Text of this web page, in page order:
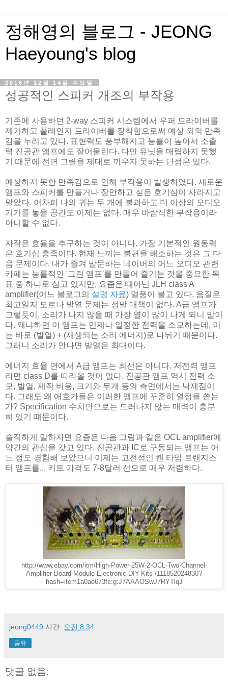
정해영의 블로그 - JEONG
Haeyoung's blog
2016년 12월 14일 수요일
성공적인 스피커 개조의 부작용
기존에 사용하던 2-way 스피커 시스템에서 우퍼 드라이버를
제거하고 풀레인지 드라이버를 장착함으로써 예상 외의 만족
감을 누리고 있다. 표현력도 풍부해지고 능률이 높아서 소출
력 진공관 앰프에도 잘어울린다. 다만 유닛을 매립하지 못했
기 때문에 전면 그릴을 제대로 끼우지 못하는 단점은 있다.
예상하지 못한 만족감으로 인해 부작용이 발생하였다. 새로운
앰프와 스피커를 만들거나 장만하고 싶은 호기심이 사라지고
말았다. 어차피 나의 귀는 두 개에 불과하고 더 이상의 오디오
기기를 놓을 공간도 이제는 없다. 매우 바람직한 부작용이라
아니할 수 없다.
자작은 효율을 추구하는 것이 아니다. 가장 기본적인 원동력
은 호기심 충족이다. 현재 느끼는 불편을 해소하는 것은 그 다
음 문제이다. 내가 즐겨 발문하는 네이버의 어느 오디오 관련
카페는 능률적인 '그린 앰프'를 만들어 즐기는 것을 중요한 목
표 중 하나로 삼고 있지만, 요즘은 때아닌 JLH class A
amplifier(어느 블로그의 설명 자료) 열풍이 불고 있다. 음질은
최고일지 모르나 발열 문제는 정말 대책이 없다. A급 앰프가
그렇듯이, 소리가 나지 않을 때 가장 열이 많이 나게 되니 말이
다. 왜냐하면 이 앰프는 언제나 일정한 전력을 소모하는데, 이
는 바로 (발열) + (재생되는 소리 에너지)로 나뉘기 떄문이다.
그러니 소리가 안나면 발열은 최대이다.
에너지 효율 면에서 A급 앰프는 최선은 아니다. 저전력 앰프
라면 class D를 따라올 것이 없다. 진공관 앰프 역시 전력 소
모, 발열, 제작 비용, 크기와 무게 등의 측면에서는 낙제점이
다. 그래도 왜 애호가들은 이러한 앰프에 꾸준히 열정을 쏟는
가? Specification 수치만으로는 드러나지 않는 매력이 충분
히 있기 떄문이다.
솔직하게 말하자면 요즘은 다음 그림과 같은 OCL amplifier에
약간의 관심을 갖고 있다. 진공관과 IC로 구동되는 앰프는 어
느 정도 경험해 보았으니 이제는 고전적인 캔 타입 트랜지스
터 앰프를... 키트 가격도 7-8달러 선으로 매우 저렴하다.
http://www.ebay.com/itm/High-Power-25W-2-OCL-Two-Channel-
Amplifier-Board-Module-Electronic-DIY-Kits-/111852024830?
hash=item1a0ae673fe:g:J7AAAOSwJ7RYTlqJ
jeong0449 시간: 오전 8:34
공유
댓글 없음: